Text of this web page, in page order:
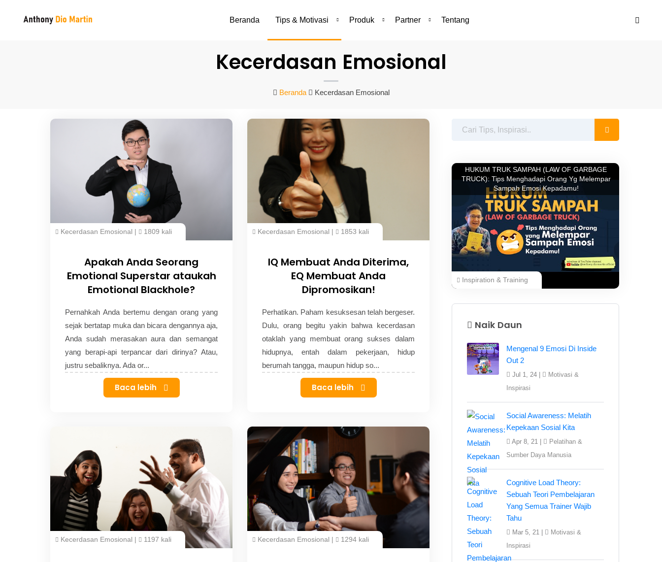
Beranda Tips & Motivasi Produk Partner Tentang
Kecerdasan Emosional
Beranda Kecerdasan Emosional
Kecerdasan Emosional | 1809 kali
Apakah Anda Seorang
Emotional Superstar ataukah
Emotional Blackhole?
Pernahkah Anda bertemu dengan orang yang
sejak bertatap muka dan bicara dengannya aja,
Anda sudah merasakan aura dan semangat
yang berapi-api terpancar dari dirinya? Atau,
justru sebaliknya. Ada or...
Baca lebih
Kecerdasan Emosional | 1853 kali
IQ Membuat Anda Diterima,
EQ Membuat Anda
Dipromosikan!
Perhatikan. Paham kesuksesan telah bergeser.
Dulu, orang begitu yakin bahwa kecerdasan
otaklah yang membuat orang sukses dalam
hidupnya, entah dalam pekerjaan, hidup
berumah tangga, maupun hidup so...
Baca lebih
Kecerdasan Emosional | 1197 kali Kecerdasan Emosional | 1294 kali
HUKUM TRUK SAMPAH (LAW OF GARBAGE
TRUCK): Tips Menghadapi Orang Yg Melempar
Sampah Emosi Kepadamu!
Inspiration & Training
Naik Daun
Mengenal 9 Emosi Di Inside
Out 2
Jul 1, 24 |
Motivasi &
Inspirasi
Social Awareness: Melatih
Kepekaan Sosial Kita
Apr 8, 21 |
Pelatihan &
Sumber Daya Manusia
Cognitive Load Theory:
Sebuah Teori Pembelajaran
Yang Semua Trainer Wajib
Tahu
Mar 5, 21 |
Motivasi &
Inspirasi